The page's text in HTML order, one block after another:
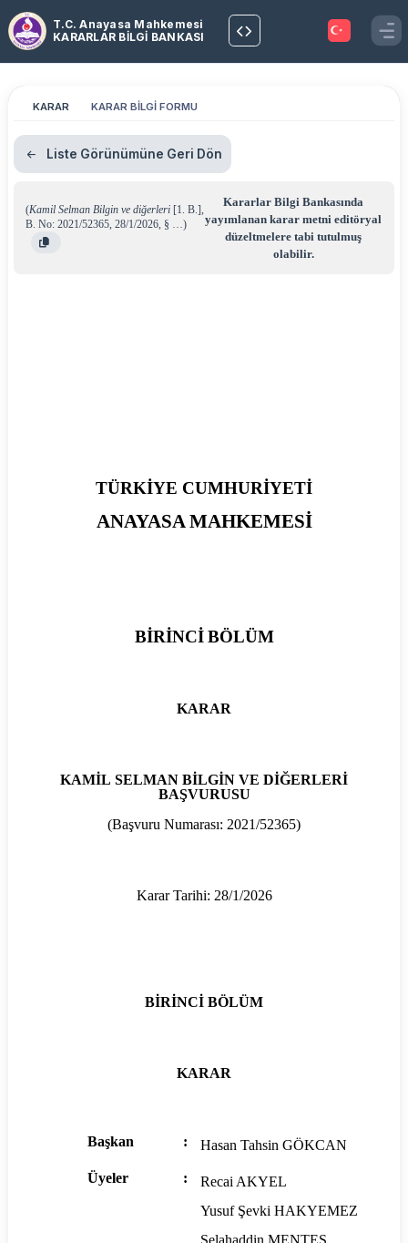
T.C. Anayasa Mahkemesi
KARARLAR BİLGİ BANKASI
KARAR KARAR BİLGİ FORMU
Liste Görünümüne Geri Dön
(Kamil Selman Bilgin ve diğerleri [1. B.],
B. No: 2021/52365, 28/1/2026, § …)
Kararlar Bilgi Bankasında
yayımlanan karar metni editöryal
düzeltmelere tabi tutulmuş
olabilir.